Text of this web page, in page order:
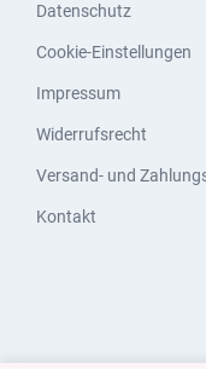
Datenschutz
Cookie-Einstellungen
Impressum
Widerrufsrecht
Versand- und
Kontakt